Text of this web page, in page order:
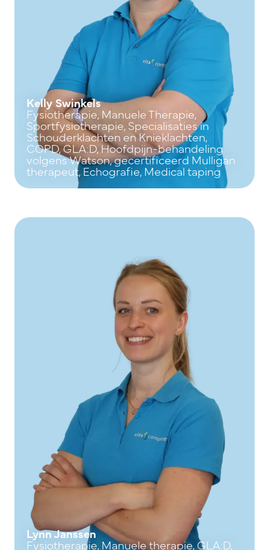
Kelly Swinkels
Fysiotherapie, Manuele Therapie,
Sportfysiotherapie, Specialisaties in
Schouderklachten en Knieklachten,
COPD, GLA:D, Hoofdpijn-behandeling
volgens Watson, gecertificeerd Mulligan
therapeut, Echografie, Medical taping
Lynn Janssen
Fysiotherapie, Manuele therapie, GLA:D,